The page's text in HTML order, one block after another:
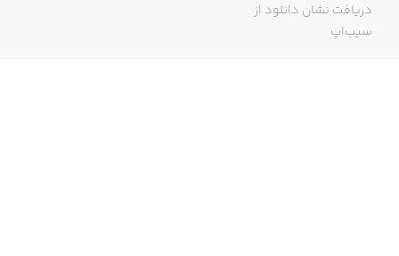
دریافت نشان دانلود از
سیب‌اپ